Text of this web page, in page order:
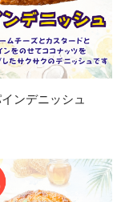
ンデニッシュ